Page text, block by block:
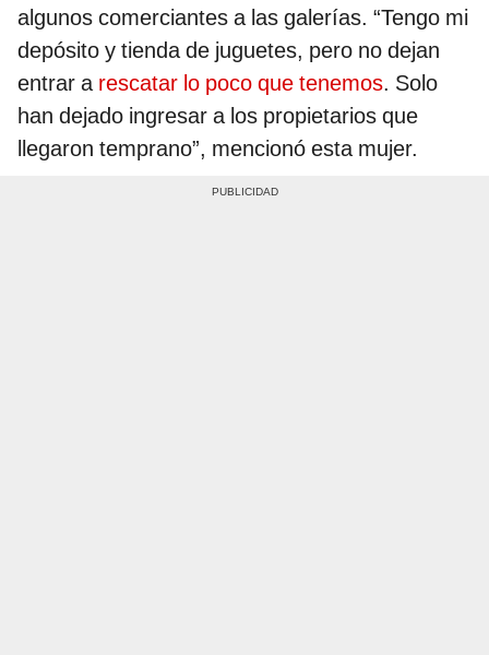
algunos comerciantes a las galerías. “Tengo mi
depósito y tienda de juguetes, pero no dejan
entrar a rescatar lo poco que tenemos. Solo
han dejado ingresar a los propietarios que
llegaron temprano”, mencionó esta mujer.